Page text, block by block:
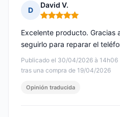
D
David V.
Nota: 5 de 5
Publicado el 30/04/2026 à 14h06
tras una compra de 19/04/2026
Excelente producto. Gracias
seguirlo para reparar el
Opinión traducida